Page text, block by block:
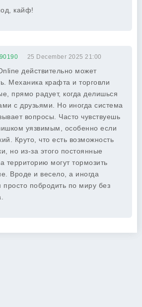
кайф!
25 December 2025 21:00
действительно может
Механика крафта и торговли
прямо радует, когда делишься
с друзьями. Но иногда система
вопросы. Часто чувствуешь
уязвимым, особенно если
Круто, что есть возможность
но из-за этого постоянные
территорию могут тормозить
Вроде и весело, а иногда
просто побродить по миру без